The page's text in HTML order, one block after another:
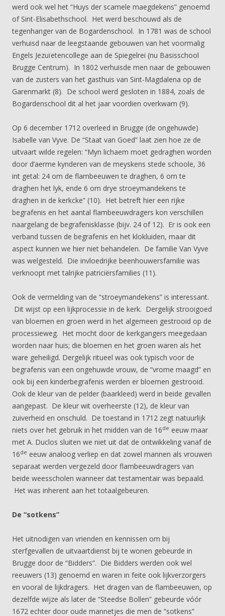
werd ook wel het “Huys der scamele maegdekens” genoemd
of Sint-Elisabethschool. Het werd beschouwd als de
tegenhanger van de Bogardenschool. In 1781 was de school
verhuisd naar de leegstaande gebouwen van het voormalig
Engels Jezuïetencollege aan de Spiegelrei (nu Basisschool
Brugge Centrum). In 1802 verhuisde men naar de gebouwen
van de zusters van het gasthuis van Sint-Magdalena op de
Garenmarkt (8). De school werd gesloten in 1884, zoals de
Bogardenschool dit al het jaar voordien overkwam (9).
Op 6 december 1712 overleed in Brugge (de ongehuwde)
Isabelle van Vyve. De “Staat van Goed” laat zien hoe ze de
uitvaart wilde regelen: “Myn lichaem moet gedraghen worden
door d’aerme kynderen van de meyskens stede schoole, 36
int getal: 24 om de flambeeuwen te draghen, 6 om te
draghen het lyk, ende 6 om drye stroeymandekens te
draghen in de kerkcke” (10). Het betreft hier een rijke
begrafenis en het aantal flambeeuwdragers kon verschillen
naargelang de begrafenisklasse (bijv. 24 of 12). Er is ook een
verband tussen de begrafenis en het klokluiden, maar dit
aspect kunnen we hier niet behandelen. De familie Van Vyve
was welgesteld. Die invloedrijke beenhouwersfamilie was
verknoopt met talrijke patriciërsfamilies (11).
Ook de vermelding van de “stroeymandekens” is interessant.
Dit wijst op een lijkprocessie in de kerk. Dergelijk strooigoed
van bloemen en groen werd in het algemeen gestrooid op de
processieweg. Het mocht door de kerkgangers meegedaan
worden naar huis; die bloemen en het groen waren als het
ware geheiligd. Dergelijk ritueel was ook typisch voor de
begrafenis van een ongehuwde vrouw, de “vrome maagd” en
ook bij een kinderbegrafenis werden er bloemen gestrooid.
Ook de kleur van de pelder (baarkleed) werd in beide gevallen
aangepast. De kleur wit overheerste (12), de kleur van
zuiverheid en onschuld. De toestand in 1712 zegt natuurlijk
niets over het gebruik in het midden van de 16de eeuw maar
met A. Duclos sluiten we niet uit dat de ontwikkeling vanaf de
16de eeuw analoog verliep en dat zowel mannen als vrouwen
separaat werden vergezeld door flambeeuwdragers van
beide weesscholen wanneer dat testamentair was bepaald.
Het was inherent aan het totaalgebeuren.
De “sotkens”
Het uitnodigen van vrienden en kennissen om bij
sterfgevallen de uitvaartdienst bij te wonen gebeurde in
Brugge door de “Bidders”. Die Bidders werden ook wel
reeuwers (13) genoemd en waren in feite ook lijkverzorgers
en vooral de lijkdragers. Het dragen van de flambeeuwen, op
dezelfde wijze als later de “Steedse Bollen” gebeurde vóór
1672 echter door oude mannetjes die men de “sotkens”